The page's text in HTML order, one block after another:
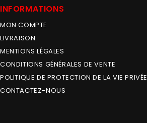
INFORMATIONS
MON COMPTE
LIVRAISON
MENTIONS LÉGALES
CONDITIONS GÉNÉRALES DE VENTE
POLITIQUE DE PROTECTION DE LA VIE PRIVÉE
CONTACTEZ-NOUS